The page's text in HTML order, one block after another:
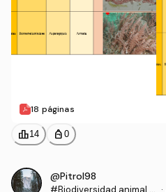
18 páginas
leaderboard14 personal_bag 0
@Pitrol98
#Biodiversidad animal d ·